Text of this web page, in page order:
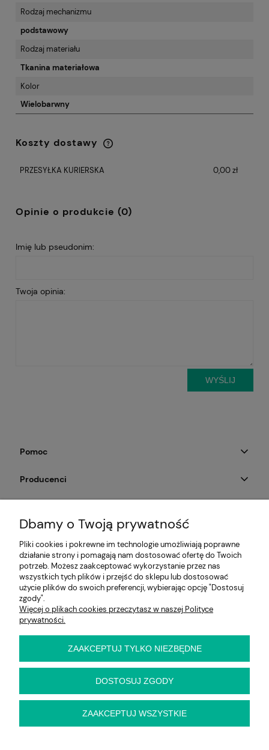
Rodzaj mechanizmu
podstawowy
Rodzaj materiału
Tkanina materiałowa
Kolor
Wielobarwny
Koszty dostawy
Cena nie zawiera ewentualnych kosztów
PRZESYŁKA KURIERSKA
0,00 zł
Opinie o produkcie (0)
Imię lub pseudonim:
Twoja opinia:
WYŚLIJ
Pomoc
Producenci
Informacje
E-KRZESŁO
Biuro handlowe (bez ekspozycji). Prosimy o wcześniejszy
kontakt przed wizytą
ul. Cynamonowa 2,
woj. dolnośląskie
22 22 82 046,
biuro@e-krzeslo.com.pl
Dbamy o Twoją prywatność
Pliki cookies i pokrewne im technologie umożliwiają poprawne
działanie strony i pomagają nam dostosować ofertę do Twoich
potrzeb. Możesz zaakceptować wykorzystanie przez nas
wszystkich tych plików i przejść do sklepu lub dostosować
użycie plików do swoich preferencji, wybierając opcję "Dostosuj
zgody".
Więcej o plikach cookies przeczytasz w naszej Polityce
prywatności.
ZAAKCEPTUJ TYLKO NIEZBĘDNE
DOSTOSUJ ZGODY
ZAAKCEPTUJ WSZYSTKIE